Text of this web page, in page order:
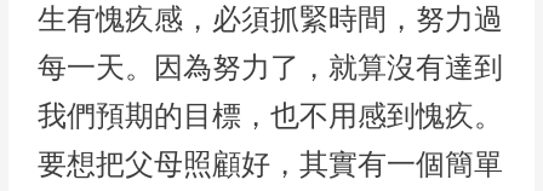
生有愧疚感，必須抓緊時間，努力過
每一天。因為努力了，就算沒有達到
我們預期的目標，也不用感到愧疚。
要想把父母照顧好，其實有一個簡單